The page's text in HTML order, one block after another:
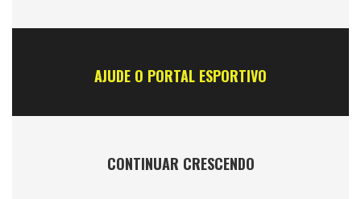
AJUDE O PORTAL ESPORTIVO
CONTINUAR CRESCENDO